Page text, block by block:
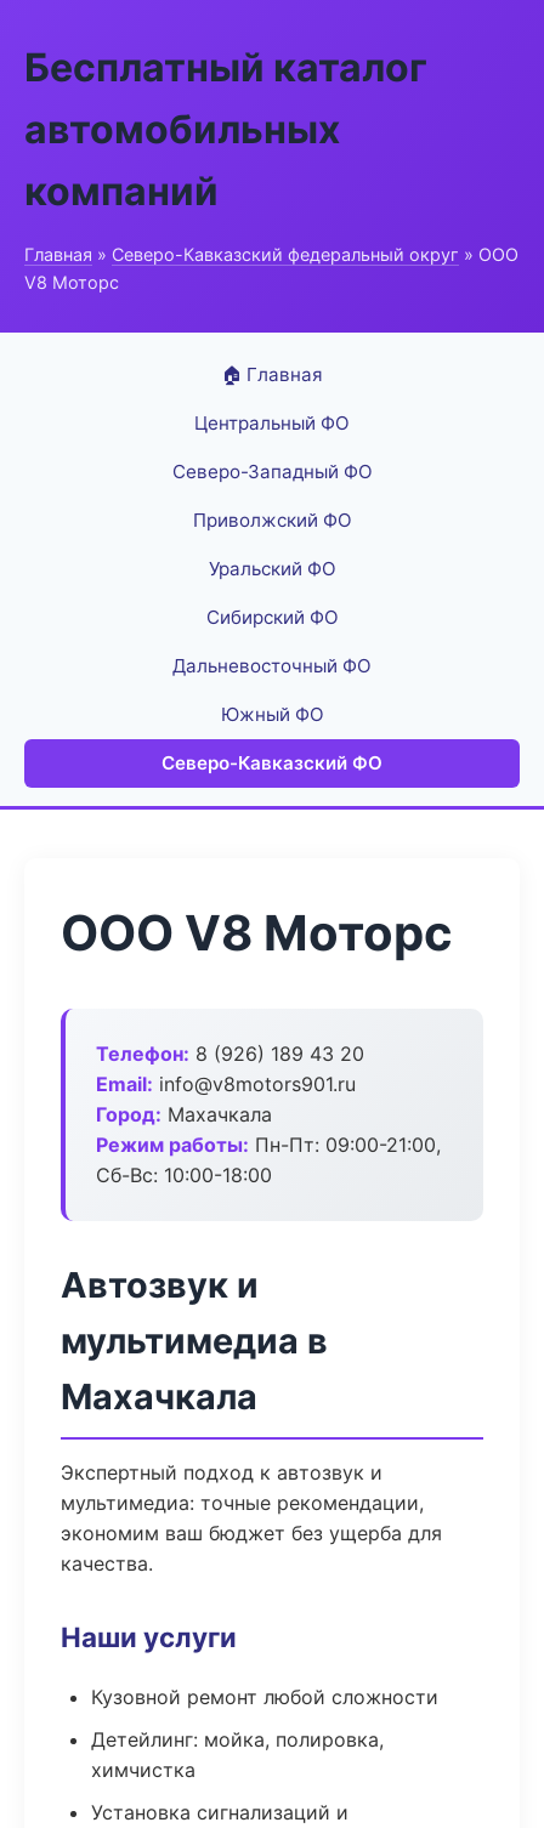
Бесплатный каталог
автомобильных
компаний
Главная » Северо-Кавказский федеральный округ » ООО
V8 Моторс
🏠 Главная
Центральный ФО
Северо-Западный ФО
Приволжский ФО
Уральский ФО
Сибирский ФО
Дальневосточный ФО
Южный ФО
Северо-Кавказский ФО
ООО V8 Моторс
Телефон: 8 (926) 189 43 20
Email: info@v8motors901.ru
Город: Махачкала
Режим работы: Пн-Пт: 09:00-21:00,
Сб-Вс: 10:00-18:00
Автозвук и
мультимедиа в
Махачкала
Экспертный подход к автозвук и
мультимедиа: точные рекомендации,
экономим ваш бюджет без ущерба для
качества.
Наши услуги
Кузовной ремонт любой сложности
Детейлинг: мойка, полировка,
химчистка
Установка сигнализаций и